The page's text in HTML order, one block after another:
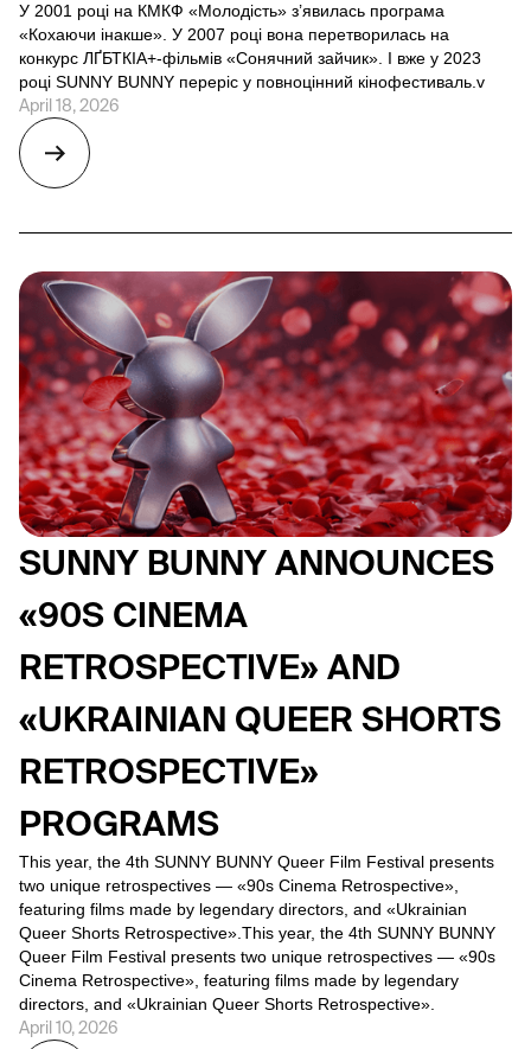
У 2001 році на КМКФ «Молодість» з’явилась програма
«Кохаючи інакше». У 2007 році вона перетворилась на
конкурс ЛҐБТКІА+-фільмів «Сонячний зайчик». І вже у 2023
році SUNNY BUNNY переріс у повноцінний кінофестиваль.v
April 18, 2026
SUNNY BUNNY ANNOUNCES
«90S CINEMA
RETROSPECTIVE» AND
«UKRAINIAN QUEER SHORTS
RETROSPECTIVE»
PROGRAMS
This year, the 4th SUNNY BUNNY Queer Film Festival presents
two unique retrospectives — «90s Cinema Retrospective»,
featuring films made by legendary directors, and «Ukrainian
Queer Shorts Retrospective».This year, the 4th SUNNY BUNNY
Queer Film Festival presents two unique retrospectives — «90s
Cinema Retrospective», featuring films made by legendary
directors, and «Ukrainian Queer Shorts Retrospective».
April 10, 2026